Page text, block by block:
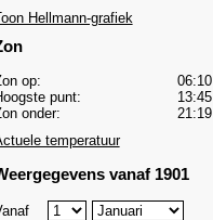
Hellmann-grafiek
op:
06:10
punt:
13:45
onder:
21:19
temperatuur
vanaf 1901